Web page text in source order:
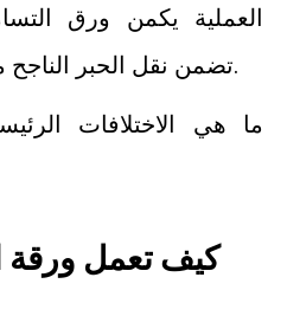
العملية يكمن ورق
تضمن نقل الحبر الناجح من الطابعة إلى الركيزة.
كيف تعمل ورقة